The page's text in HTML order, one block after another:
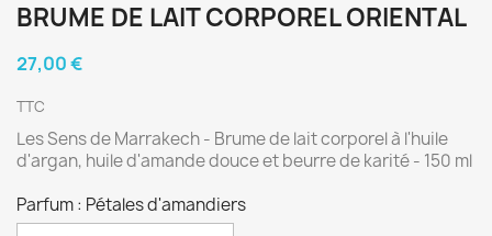
BRUME DE LAIT CORPOREL ORIENTAL
27,00 €
TTC
Les Sens de Marrakech - Brume de lait corporel à l'huile
d'argan, huile d'amande douce et beurre de karité - 150 ml
Parfum : Pétales d'amandiers